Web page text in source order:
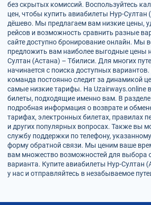
без скрытых комиссий. Воспользуйтесь
цен, чтобы купить авиабилеты Нур-Султан
дёшево. Мы предлагаем вам низкие цены,
рейсов и возможность сравнить разные
сайте доступно бронирование онлайн. Мы
предложить вам наиболее выгодные цены
Султан (Астана) – Тбилиси. Для многих
начинается с поиска доступных
команда постоянно следит за динамикой
самые низкие тарифы. На Uzairways.online
билеты, подходящие именно вам. В
подробная информация о возврате и
тарифах, электронных билетах, правилах
и других популярных вопросах. Также вы
службу поддержки по телефону,
форму обратной связи. Мы ценим ваше
вам множество возможностей для выбора
варианта. Купите авиабилеты Нур-Султан
у нас и отправляйтесь в незабываемое